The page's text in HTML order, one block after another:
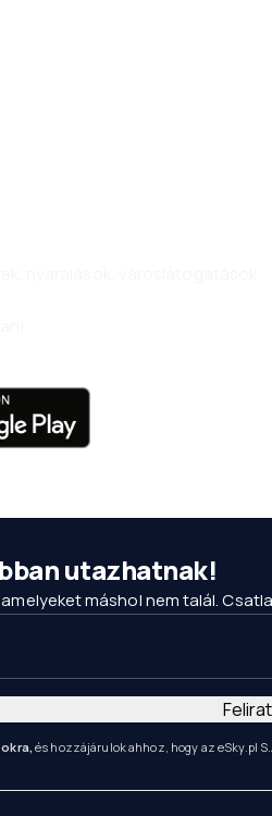
utazhatnak!
máshol nem talál.
és hozzájárulok ahhoz, hogy az eSky.pl